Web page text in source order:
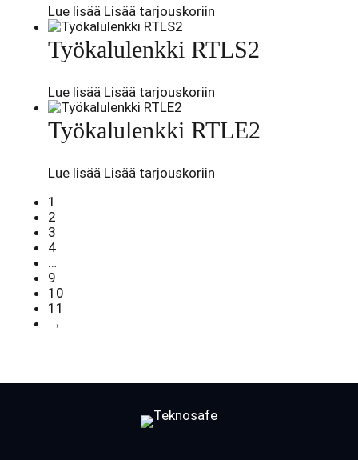
Lue lisää Lisää tarjouskoriin
Työkalulenkki RTLS2
Lue lisää Lisää tarjouskoriin
Työkalulenkki RTLE2
Lue lisää Lisää tarjouskoriin
1
2
3
4
…
9
10
11
→